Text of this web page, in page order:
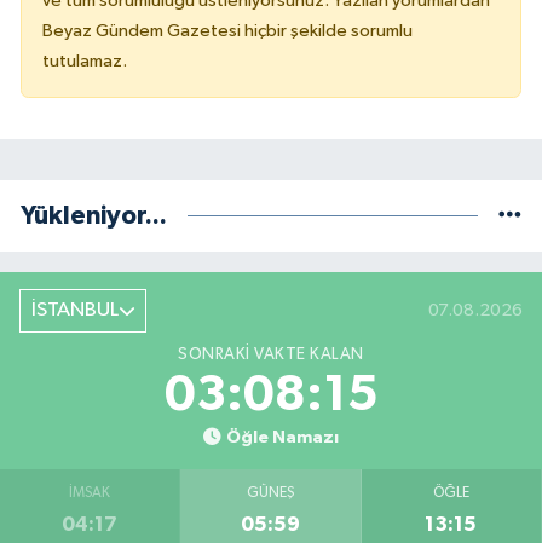
Beyaz Gündem Gazetesi hiçbir şekilde sorumlu
tutulamaz.
Yükleniyor...
İSTANBUL 07.08.2026
SONRAKI VAKTE KALAN
03:08:15
Öğle Namazı
İMSAK
04:17
GÜNEŞ
05:59
ÖĞLE
13:15